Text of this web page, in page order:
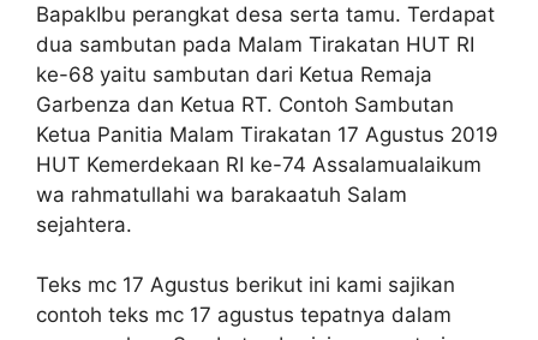
BapakIbu perangkat desa serta tamu. Terdapat
dua sambutan pada Malam Tirakatan HUT RI
ke-68 yaitu sambutan dari Ketua Remaja
Garbenza dan Ketua RT. Contoh Sambutan
Ketua Panitia Malam Tirakatan 17 Agustus 2019
HUT Kemerdekaan RI ke-74 Assalamualaikum
wa rahmatullahi wa barakaatuh Salam
sejahtera.
Teks mc 17 Agustus berikut ini kami sajikan
contoh teks mc 17 agustus tepatnya dalam